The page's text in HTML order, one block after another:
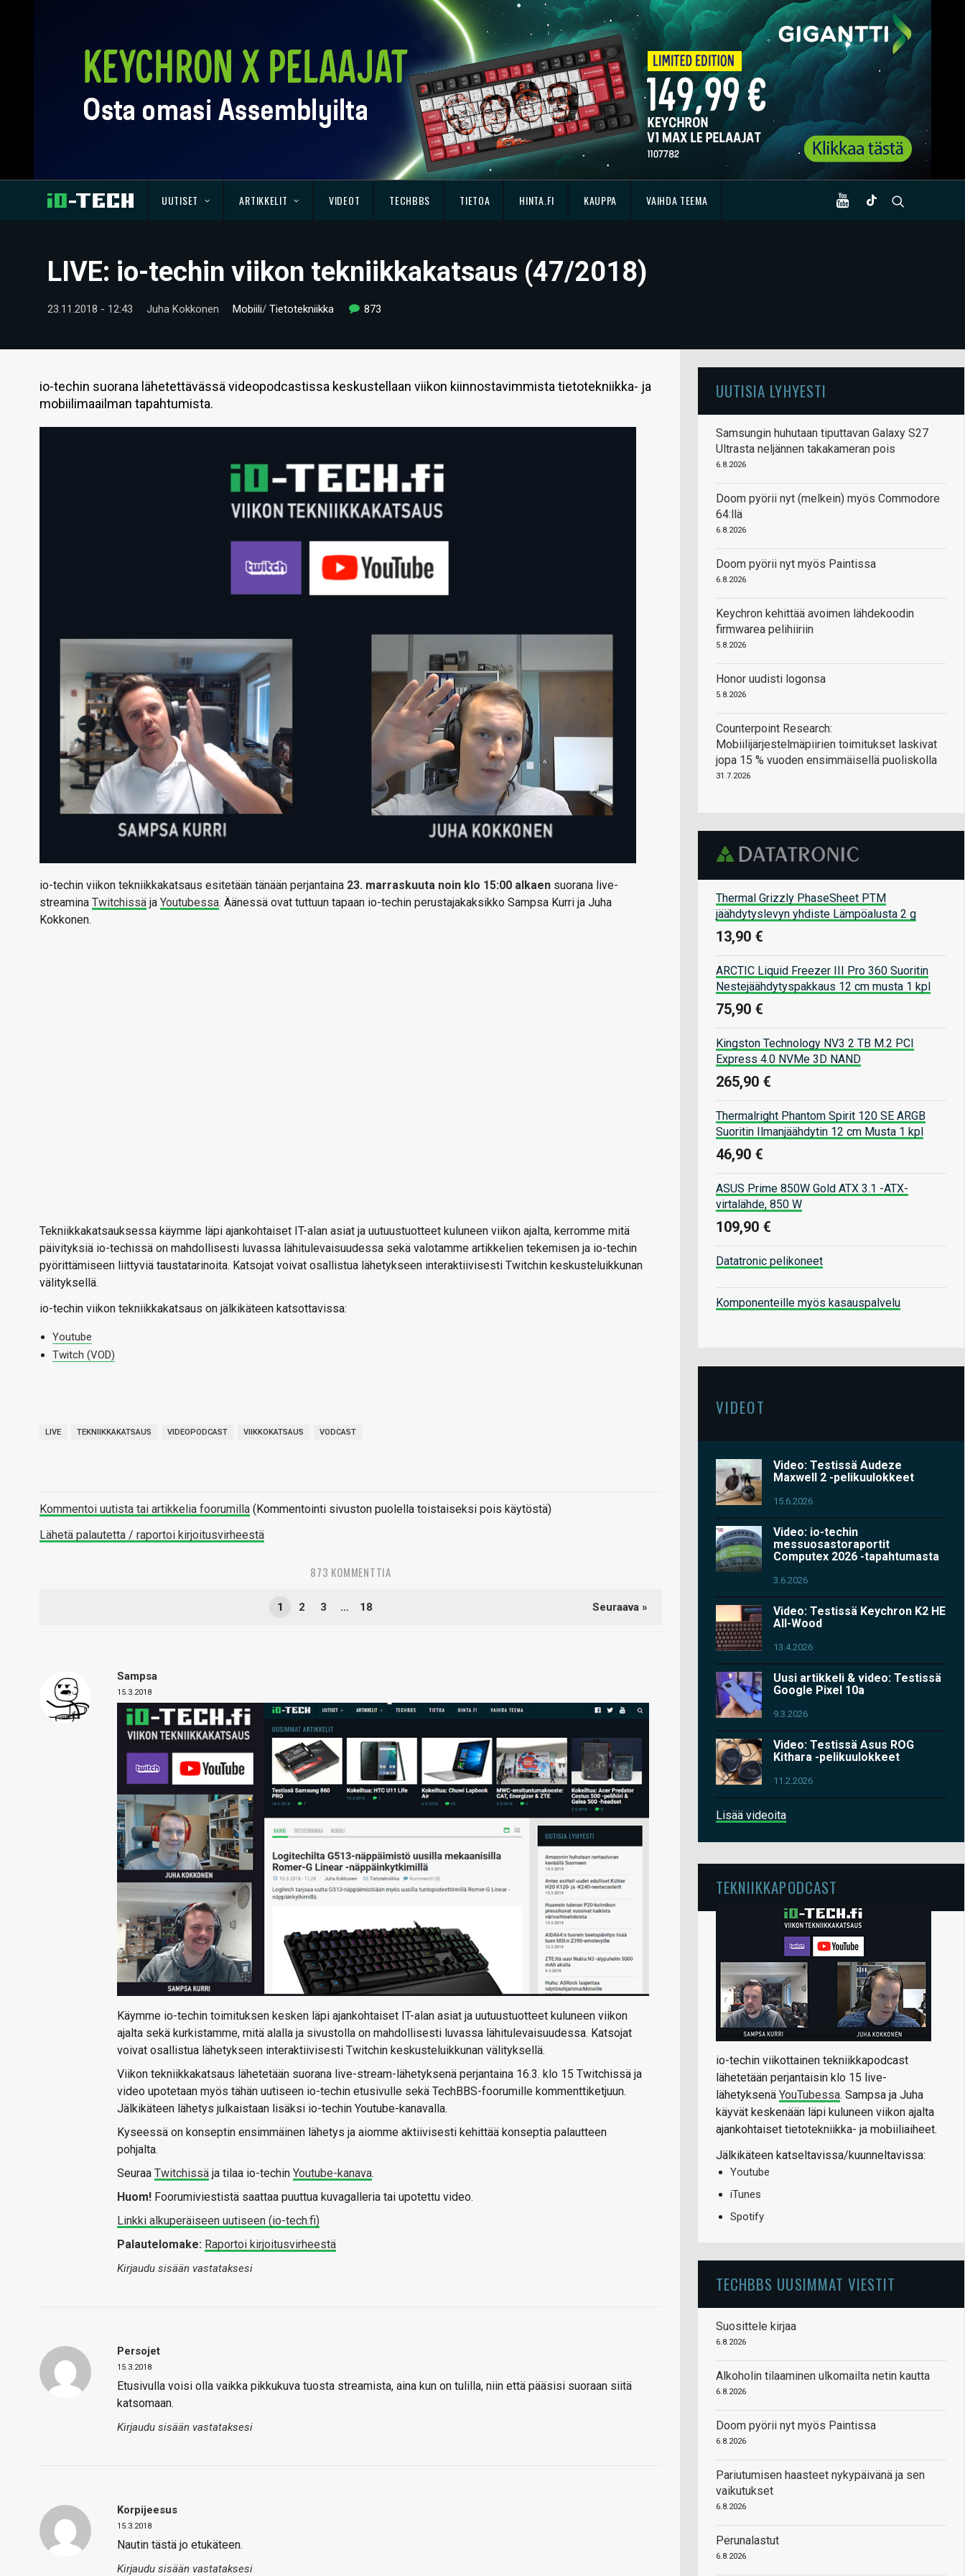
UUTISET ARTIKKELIT VIDEOT TECHBBS TIETOA HINTA.FI KAUPPA VAIHDA TEEMA
LIVE: io-techin viikon tekniikkakatsaus (47/2018)
23.11.2018 - 12:43 Juha Kokkonen Mobiili/ Tietotekniikka 873
io-techin suorana lähetettävässä videopodcastissa keskustellaan viikon kiinnostavimmista tietotekniikka- ja
mobiilimaailman tapahtumista.
io-techin viikon tekniikkakatsaus esitetään tänään perjantaina 23. marraskuuta noin klo 15:00 alkaen suorana live-
streamina Twitchissä ja Youtubessa. Äänessä ovat tuttuun tapaan io-techin perustajakaksikko Sampsa Kurri ja Juha
Kokkonen.
Tekniikkakatsauksessa käymme läpi ajankohtaiset IT-alan asiat ja uutuustuotteet kuluneen viikon ajalta, kerromme mitä
päivityksiä io-techissä on mahdollisesti luvassa lähitulevaisuudessa sekä valotamme artikkelien tekemisen ja io-techin
pyörittämiseen liittyviä taustatarinoita. Katsojat voivat osallistua lähetykseen interaktiivisesti Twitchin keskusteluikkunan
välityksellä.
io-techin viikon tekniikkakatsaus on jälkikäteen katsottavissa:
Youtube
Twitch (VOD)
LIVE TEKNIIKKAKATSAUS VIDEOPODCAST VIIKKOKATSAUS VODCAST
Kommentoi uutista tai artikkelia foorumilla (Kommentointi sivuston puolella toistaiseksi pois käytöstä)
Lähetä palautetta / raportoi kirjoitusvirheestä
873 KOMMENTTIA
1 2 3 … 18 Seuraava »
Sampsa
15.3.2018
Käymme io-techin toimituksen kesken läpi ajankohtaiset IT-alan asiat ja uutuustuotteet kuluneen viikon
ajalta sekä kurkistamme, mitä alalla ja sivustolla on mahdollisesti luvassa lähitulevaisuudessa. Katsojat
voivat osallistua lähetykseen interaktiivisesti Twitchin keskusteluikkunan välityksellä.
Viikon tekniikkakatsaus lähetetään suorana live-stream-lähetyksenä perjantaina 16.3. klo 15 Twitchissä ja
video upotetaan myös tähän uutiseen io-techin etusivulle sekä TechBBS-foorumille kommenttiketjuun.
Jälkikäteen lähetys julkaistaan lisäksi io-techin Youtube-kanavalla.
Kyseessä on konseptin ensimmäinen lähetys ja aiomme aktiivisesti kehittää konseptia palautteen
pohjalta.
Seuraa Twitchissä ja tilaa io-techin Youtube-kanava.
Huom! Foorumiviestistä saattaa puuttua kuvagalleria tai upotettu video.
Linkki alkuperäiseen uutiseen (io-tech.fi)
Palautelomake: Raportoi kirjoitusvirheestä
Kirjaudu sisään vastataksesi
Persojet
15.3.2018
Etusivulla voisi olla vaikka pikkukuva tuosta streamista, aina kun on tulilla, niin että pääsisi suoraan siitä
katsomaan.
Kirjaudu sisään vastataksesi
Korpijeesus
15.3.2018
Nautin tästä jo etukäteen.
Kirjaudu sisään vastataksesi
UUTISIA LYHYESTI
Samsungin huhutaan tiputtavan Galaxy S27
Ultrasta neljännen takakameran pois
6.8.2026
Doom pyörii nyt (melkein) myös Commodore
64:llä
6.8.2026
Doom pyörii nyt myös Paintissa
6.8.2026
Keychron kehittää avoimen lähdekoodin
firmwarea pelihiiriin
5.8.2026
Honor uudisti logonsa
5.8.2026
Counterpoint Research:
Mobiilijärjestelmäpiirien toimitukset laskivat
jopa 15 % vuoden ensimmäisellä puoliskolla
31.7.2026
Thermal Grizzly PhaseSheet PTM
jäähdytyslevyn yhdiste Lämpöalusta 2 g
13,90 €
ARCTIC Liquid Freezer III Pro 360 Suoritin
Nestejäähdytyspakkaus 12 cm musta 1 kpl
75,90 €
Kingston Technology NV3 2 TB M.2 PCI
Express 4.0 NVMe 3D NAND
265,90 €
Thermalright Phantom Spirit 120 SE ARGB
Suoritin Ilmanjäähdytin 12 cm Musta 1 kpl
46,90 €
ASUS Prime 850W Gold ATX 3.1 -ATX-
virtalähde, 850 W
109,90 €
Datatronic pelikoneet
Komponenteille myös kasauspalvelu
VIDEOT
Video: Testissä Audeze
Maxwell 2 -pelikuulokkeet
15.6.2026
Video: io-techin
messuosastoraportit
Computex 2026 -tapahtumasta
3.6.2026
Video: Testissä Keychron K2 HE
All-Wood
13.4.2026
Uusi artikkeli & video: Testissä
Google Pixel 10a
9.3.2026
Video: Testissä Asus ROG
Kithara -pelikuulokkeet
11.2.2026
Lisää videoita
TEKNIIKKAPODCAST
io-techin viikottainen tekniikkapodcast
lähetetään perjantaisin klo 15 live-
lähetyksenä YouTubessa. Sampsa ja Juha
käyvät keskenään läpi kuluneen viikon ajalta
ajankohtaiset tietotekniikka- ja mobiiliaiheet.
Jälkikäteen katseltavissa/kuunneltavissa:
Youtube
iTunes
Spotify
TECHBBS UUSIMMAT VIESTIT
Suosittele kirjaa
6.8.2026
Alkoholin tilaaminen ulkomailta netin kautta
6.8.2026
Doom pyörii nyt myös Paintissa
6.8.2026
Pariutumisen haasteet nykypäivänä ja sen
vaikutukset
6.8.2026
Perunalastut
6.8.2026